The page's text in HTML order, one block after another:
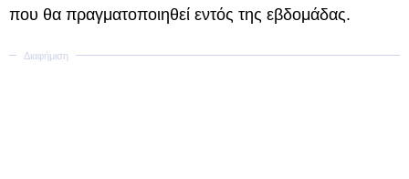
που θα πραγματοποιηθεί εντός της εβδομάδας.